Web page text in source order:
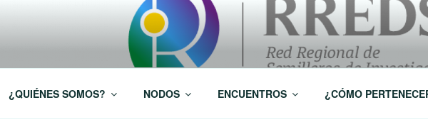
de Semilleros de Investigación RREDSI
¿QUIÉNES SOMOS? NODOS ENCUENTROS ¿CÓMO